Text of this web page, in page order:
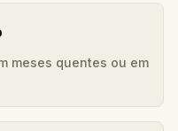
meses quentes ou em